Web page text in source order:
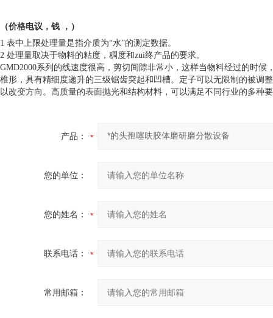
（价格电议，钱 ，）
1 表中上限处理量是指介质为“水”的测定数据。
2 处理量取决于物料的粘度，稠度和zui终产品的要求。
GMD2000系列的线速度很高，剪切间隙非常小，这样当物料经过的时
椎形，具有精细度递升的三级锯齿突起和凹槽。定子可以无限制的被调
以改变方向。高质量的表面抛光和结构材料，可以满足不同行业的多种
产品：
您的单位：
您的姓名：
联系电话：
常用邮箱：